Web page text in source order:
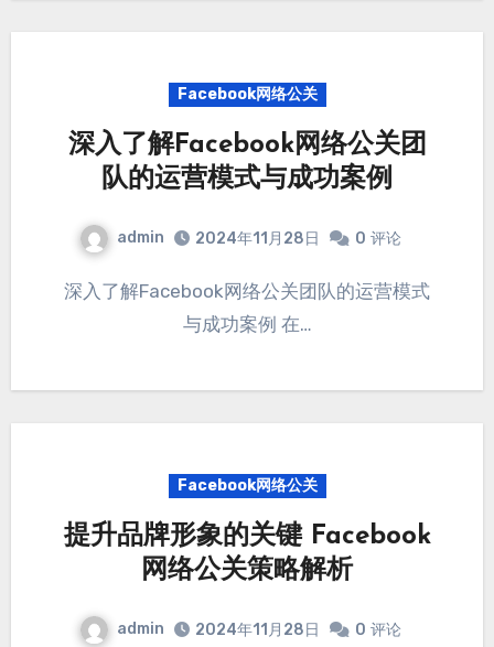
Facebook网络公关
深入了解Facebook网络公关团
队的运营模式与成功案例
admin 2024年11月28日 0 评论
深入了解Facebook网络公关团队的运营模式
与成功案例 在…
Facebook网络公关
提升品牌形象的关键 Facebook
网络公关策略解析
admin 2024年11月28日 0 评论